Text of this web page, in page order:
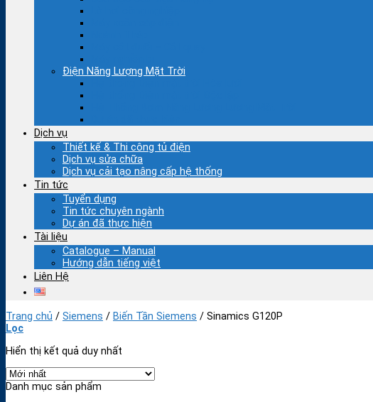
Điện Năng Lượng Mặt Trời
Dịch vụ
Thiết kế & Thi công tủ điện
Dịch vụ sửa chữa
Dịch vụ cải tạo nâng cấp hệ thống
Tin tức
Tuyển dụng
Tin tức chuyên ngành
Dự án đã thực hiện
Tài liệu
Catalogue – Manual
Hướng dẫn tiếng việt
Liên Hệ
Trang chủ / Siemens / Biến Tần Siemens / Sinamics G120P
Lọc
Hiển thị kết quả duy nhất
Danh mục sản phẩm